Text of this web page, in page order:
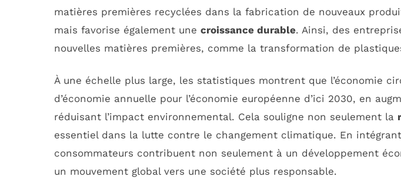
matières premières recyclées dans la fabrication de nouveaux
mais favorise également une croissance durable. Ainsi, des
nouvelles matières premières, comme la transformation de
À une échelle plus large, les statistiques montrent que l’économie
d’économie annuelle pour l’économie européenne d’ici 2030, en
réduisant l’impact environnemental. Cela souligne non seulement la
essentiel dans la lutte contre le changement climatique. En
consommateurs contribuent non seulement à un développement
un mouvement global vers une société plus responsable.